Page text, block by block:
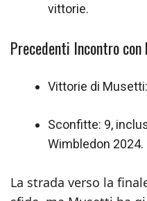
vittorie.
Precedenti Incontro con
Vittorie di
Sconfitte: 9,
Wimbledon 2024.
La strada verso la